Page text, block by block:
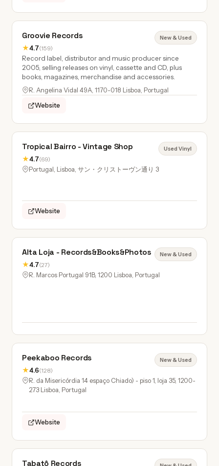
Groovie Records
★4.7(159)
New & Used
Record label, distributor and music producer since
2005, selling releases on vinyl, cassette and CD, plus
books, magazines, merchandise and accessories.
R. Angelina Vidal 49A, 1170-018 Lisboa, Portugal
Website
Tropical Bairro - Vintage Shop
★4.7(69)
Used Vinyl
Portugal, Lisboa, サン・クリストーヴン通り 3
Website
Alta Loja - Records&Books&Photos
★4.7(27)
New & Used
R. Marcos Portugal 91B, 1200 Lisboa, Portugal
Peekaboo Records
★4.6(128)
New & Used
R. da Misericórdia 14 espaço Chiado) - piso 1, loja 35, 1200-
273 Lisboa, Portugal
Website
Tabatô Records